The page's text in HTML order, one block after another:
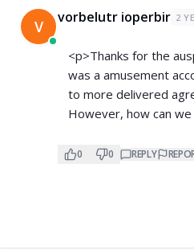
V vorbelutr ioperbir 2
<p>Thanks for the
was a amusement
to more delivered
However, how can
0 0 REPLY